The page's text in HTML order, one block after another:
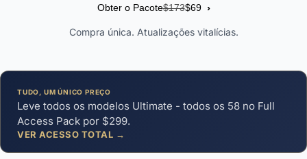
Obter o Pacote$173$69 ›
Compra única. Atualizações vitalícias.
TUDO, UM ÚNICO PREÇO
Leve todos os modelos Ultimate - todos os 58 no Full
Access Pack por $299.
VER ACESSO TOTAL →